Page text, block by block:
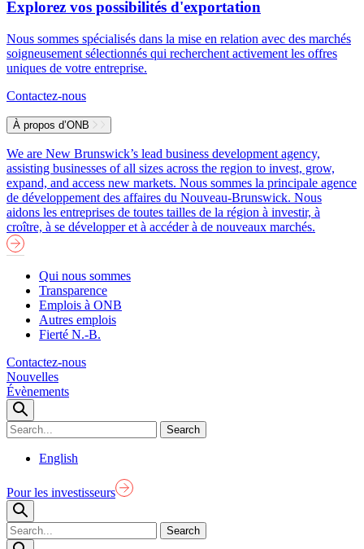
Explorez vos possibilités d'exportation
Nous sommes spécialisés dans la mise en relation avec des marchés
soigneusement sélectionnés qui recherchent activement les offres
uniques de votre entreprise.
Contactez-nous
À propos d’ONB
We are New Brunswick’s lead business development agency,
assisting businesses of all sizes across the region to invest, grow,
expand, and access new markets. Nous sommes la principale agence
de développement des affaires du Nouveau-Brunswick. Nous
aidons les entreprises de toutes tailles de la région à investir, à
croître, à se développer et à accéder à de nouveaux marchés.
Qui nous sommes
Transparence
Emplois à ONB
Autres emplois
Fierté N.-B.
Contactez-nous
Nouvelles
Évènements
English
Pour les investisseurs